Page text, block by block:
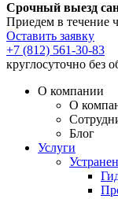
Срочный выезд
Приедем в течение
Оставить заявку
+7 (812) 561-30-83
круглосуточно без
О компании
О
Блог
Услуги